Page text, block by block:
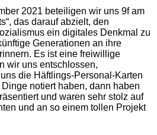
2021 beteiligen wir uns 9f am
das darauf abzielt, den
ein digitales Denkmal zu
Generationen an ihre
Es ist eine freiwillige
wir uns entschlossen,
die Häftlings-Personal-Karten
notiert haben, dann haben
und waren sehr stolz auf
und an so einem tollen Projekt